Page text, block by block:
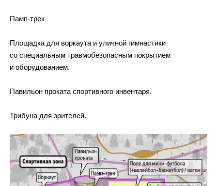
Памп-трек
Площадка для воркаута и уличной гимнастики
со специальным травмобезопасным покрытием
и оборудованием.
Павильон проката спортивного инвентаря.
Трибуна для зрителей.